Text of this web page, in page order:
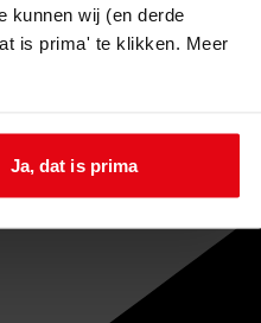
kunnen wij (en derde
is prima' te klikken. Meer
Ja, dat is prima